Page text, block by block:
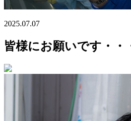
2025.07.07
皆様にお願いです・・